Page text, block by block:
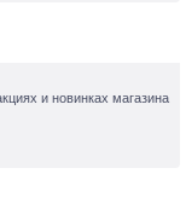
и новинках магазина